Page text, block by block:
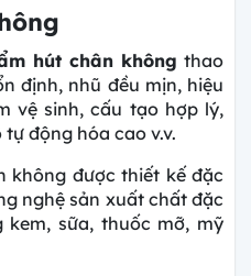
hút chân không thao
định, nhũ đều mịn, hiệu
vệ sinh, cấu tạo hợp lý,
động hóa cao v.v.
không được thiết kế đặc
nghệ sản xuất chất đặc
sữa, thuốc mỡ, mỹ